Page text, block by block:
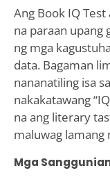
Ang Book IQ
na paraan upang
ng mga
data. Bagaman
nananatiling isa
nakakatawang
na ang literary
maluwag lamang
Mga